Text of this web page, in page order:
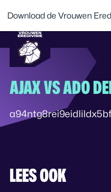
AJAX VS ADO
LEES OOK
Download de Vrouwen